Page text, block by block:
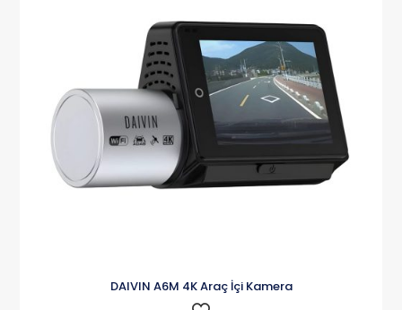
DAIVIN A6M 4K Araç İçi Kamera